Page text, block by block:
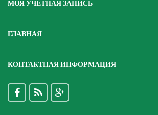
МОЯ УЧЕТНАЯ ЗАПИСЬ
ГЛАВНАЯ
КОНТАКТНАЯ ИНФОРМАЦИЯ